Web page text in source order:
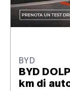
BYD
BYD
km di